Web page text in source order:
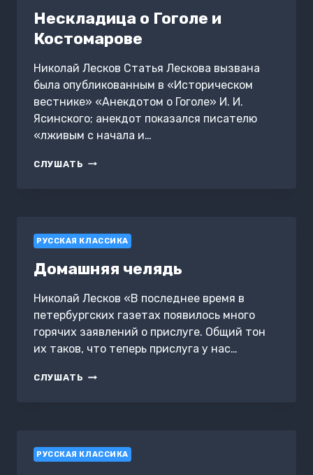
Нескладица о Гоголе и
Костомарове
Николай Лесков Статья Лескова вызвана
была опубликованным в «Историческом
вестнике» «Анекдотом о Гоголе» И. И.
Ясинского; анекдот показался писателю
«лживым с начала и…
СЛУШАТЬ НЕСКЛАДИЦА
РУССКАЯ КЛАССИКА
Домашняя челядь
Николай Лесков «В последнее время в
петербургских газетах появилось много
горячих заявлений о прислуге. Общий тон
их таков, что теперь прислуга у нас…
СЛУШАТЬ ДОМАШНЯЯ
РУССКАЯ КЛАССИКА